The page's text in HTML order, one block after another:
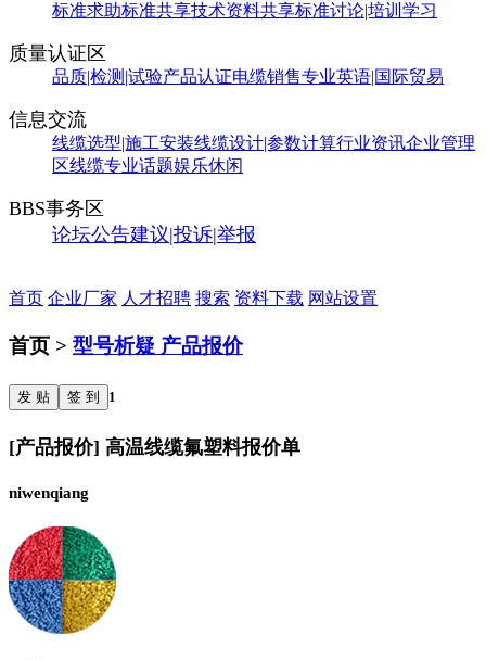
标准求助标准共享技术资料共享标准讨论|培训学习
质量认证区
品质|检测|试验产品认证电缆销售专业英语|国际贸易
信息交流
线缆选型|施工安装线缆设计|参数计算行业资讯企业管理
区线缆专业话题娱乐休闲
BBS事务区
论坛公告建议|投诉|举报
首页 企业厂家 人才招聘 搜索 资料下载 网站设置
首页 > 型号析疑 产品报价
发 贴 签 到 1
[产品报价] 高温线缆氟塑料报价单
niwenqiang